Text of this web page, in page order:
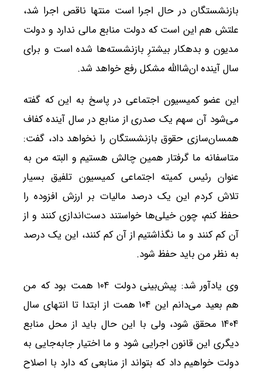
بازنشستگان در حال اجرا است منتها ناقص اجرا شد،
علتش هم این است که دولت منابع مالی ندارد و دولت
مدیون و بدهکار بیشترِ بازنشسته‌ها شده است و برای
سال آینده ان‌شاالله مشکل رفع خواهد شد.
این عضو کمیسیون اجتماعی در پاسخ به این که گفته
می‌شود آن سهم یک صدری از منابع در سال آینده کفاف
همسان‌سازی حقوق بازنشستگان را نخواهد داد، گفت:
متاسفانه ما گرفتار همین چالش هستیم و البته من به
عنوان رئیس کمیته اجتماعی کمیسیون تلفیق بسیار
تلاش کردم این یک درصد مالیات بر ارزش افزوده را
حفظ کنم، چون خیلی‌ها خواستند دست‌اندازی کنند و از
آن کم کنند و ما نگذاشتیم از آن کم کنند، این یک درصد
به نظر من باید حفظ شود.
وی یادآور شد: پیش‌بینی دولت ۱۰۴ همت بود که من
هم بعید می‌دانم این ۱۰۴ همت از ابتدا تا انتهای سال
۱۴۰۴ محقق شود، ولی با این حال باید از محل منابع
دیگری این قانون اجرایی شود و ما اختیار جابه‌جایی به
دولت خواهیم داد که بتواند از منابعی که دارد با اصلاح